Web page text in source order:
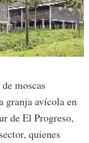
moscas
granja avícola en
de El Progreso,
quienes